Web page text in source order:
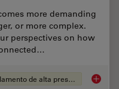
more demanding
or more complex.
perspectives on how
Congelamento de alta pressão Cryo-